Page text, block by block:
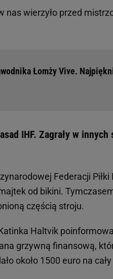
nas wierzyło przed
Łomży Vive.
IHF. Zagrały w
Federacji
od bikini.
częścią stroju.
Haltvik
grzywną finansową,
około 1500 euro na cały